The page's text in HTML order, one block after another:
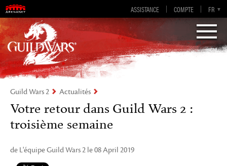
ASSISTANCE COMPTE FR
EN
DE
ES
EN-GB
Visions of Eternity
Guild Wars 2
Guild Wars 2 Actualités
Votre retour dans Guild Wars 2 :
troisième semaine
de L'équipe Guild Wars 2 le 08 April 2019